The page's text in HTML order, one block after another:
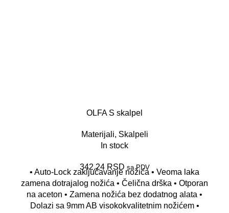
OLFA S skalpel
Materijali, Skalpeli
In stock
342,24 RSD sa PDV
• Auto-Lock zaključavanje nožića • Veoma laka
zamena dotrajalog nožića • Čelična drška • Otporan
na aceton • Zamena nožića bez dodatnog alata •
Dolazi sa 9mm AB visokokvalitetnim nožićem •